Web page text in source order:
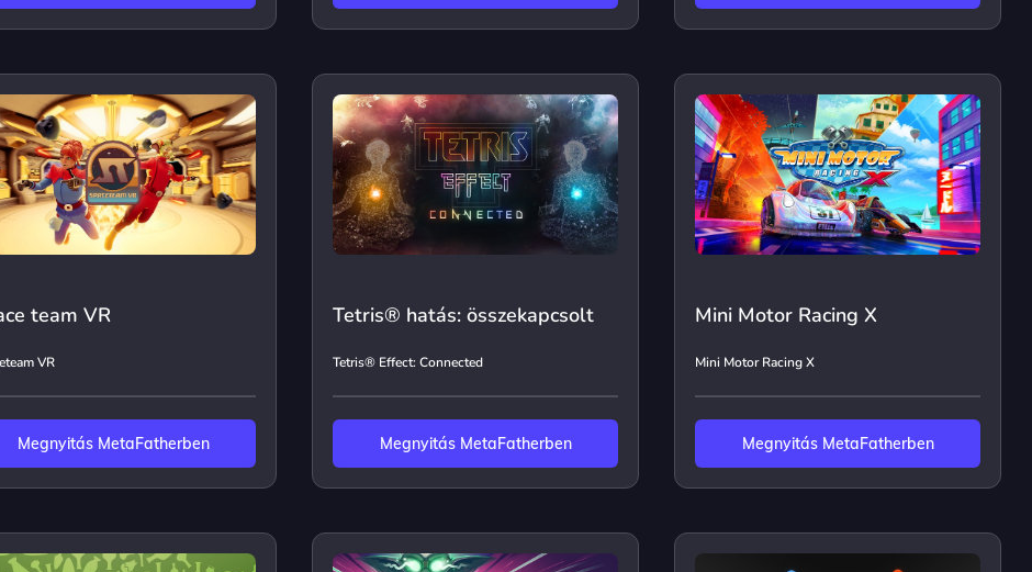
team VR
VR
Megnyitás MetaFatherben
Tetris® hatás: összekapcsolt
Tetris® Effect: Connected
Megnyitás MetaFatherben
Mini Motor Racing X
Mini Motor Racing X
Megnyitás MetaFatherben